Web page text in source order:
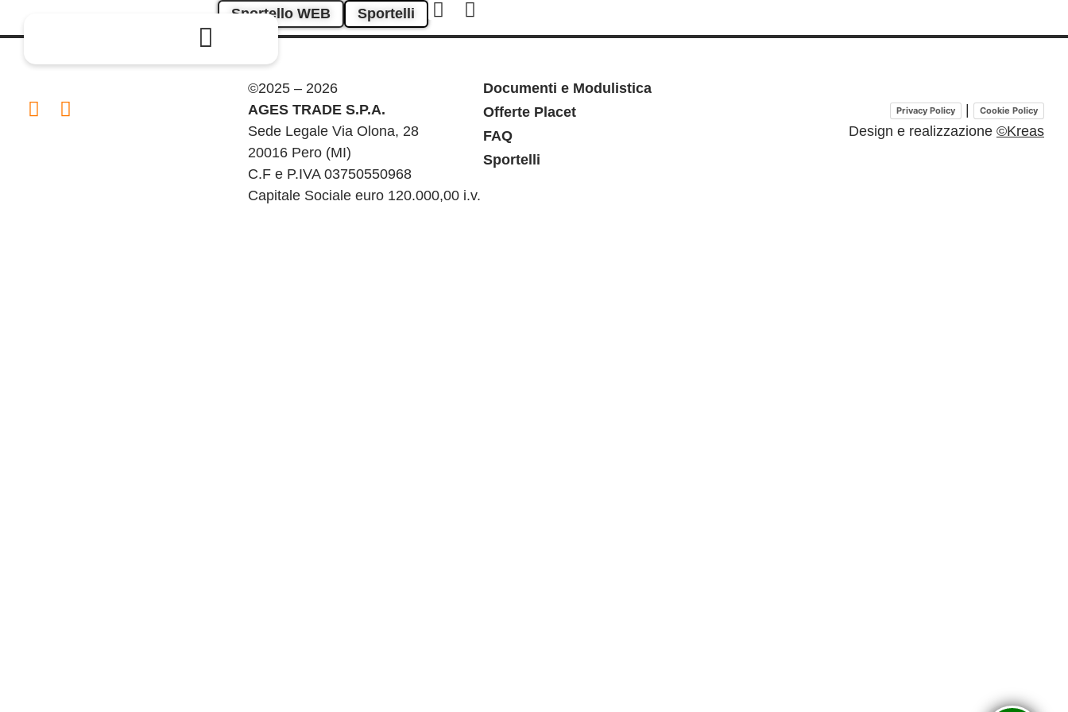
Sportello WEB Sportelli
©2025 – 2026
AGES TRADE S.P.A.
Sede Legale Via Olona, 28
20016 Pero (MI)
C.F e P.IVA 03750550968
Capitale Sociale euro 120.000,00 i.v.
Documenti e Modulistica
Offerte Placet
FAQ
Sportelli
Privacy Policy Cookie Policy
Design e realizzazione ©Kreas